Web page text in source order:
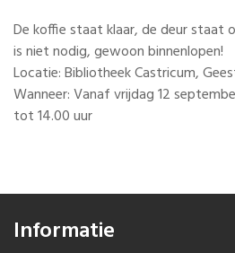
De koffie staat klaar, de deur staat
is niet nodig, gewoon binnenlopen!
Locatie: Bibliotheek Castricum,
Wanneer: Vanaf vrijdag 12
tot 14.00 uur
Informatie